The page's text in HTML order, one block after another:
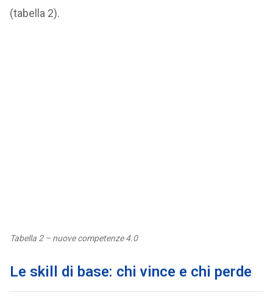
(tabella 2).
Tabella 2 – nuove competenze 4.0
Le skill di base: chi vince e chi perde